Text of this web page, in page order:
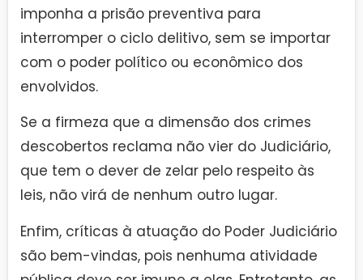
imponha a prisão preventiva para
interromper o ciclo delitivo, sem se importar
com o poder político ou econômico dos
envolvidos.
Se a firmeza que a dimensão dos crimes
descobertos reclama não vier do Judiciário,
que tem o dever de zelar pelo respeito às
leis, não virá de nenhum outro lugar.
Enfim, críticas à atuação do Poder Judiciário
são bem-vindas, pois nenhuma atividade